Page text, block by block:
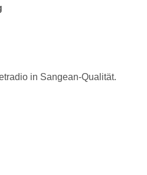
in Sangean-Qualität.